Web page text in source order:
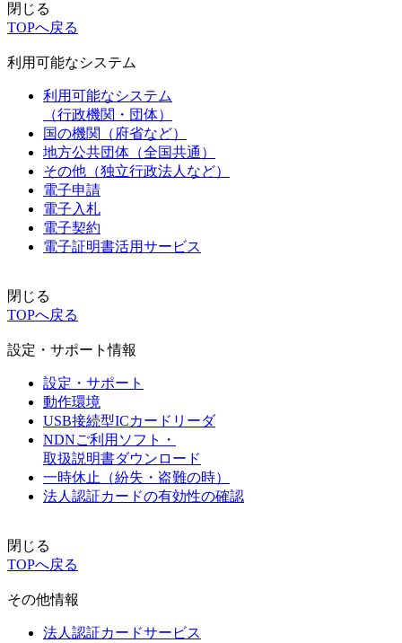
閉じる
TOPへ戻る
利用可能なシステム
利用可能なシステム
（行政機関・団体）
国の機関（府省など）
地方公共団体（全国共通）
その他（独立行政法人など）
電子申請
電子入札
電子契約
電子証明書活用サービス
閉じる
TOPへ戻る
設定・サポート情報
設定・サポート
動作環境
USB接続型ICカードリーダ
NDNご利用ソフト・
取扱説明書ダウンロード
一時休止（紛失・盗難の時）
法人認証カードの有効性の確認
閉じる
TOPへ戻る
その他情報
法人認証カードサービス